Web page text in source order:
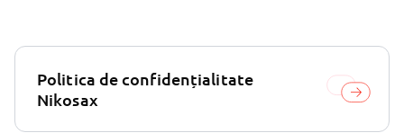
Politica de confidențialitate
Nikosax